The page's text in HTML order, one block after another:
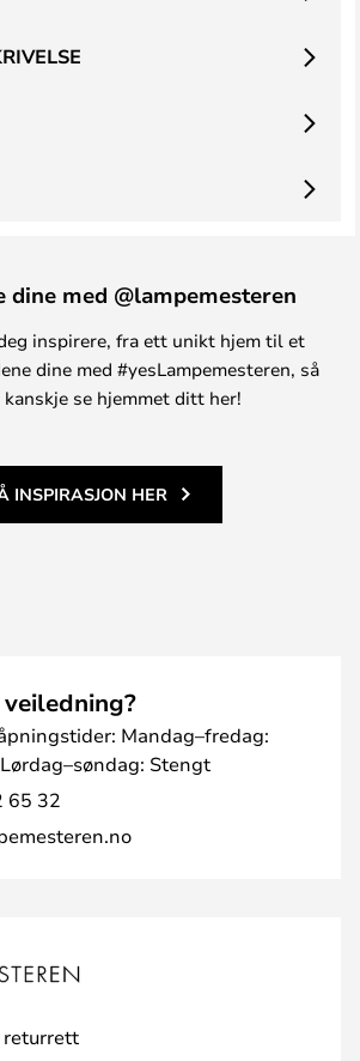
dine med @lampemesteren
inspirere, fra ett unikt hjem til et
dine med #yesLampemesteren, så
kanskje se hjemmet ditt her!
INSPIRASJON HER
Mandag–fredag:
Stengt
65 32
returrett